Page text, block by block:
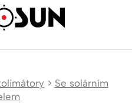
> Se solárním